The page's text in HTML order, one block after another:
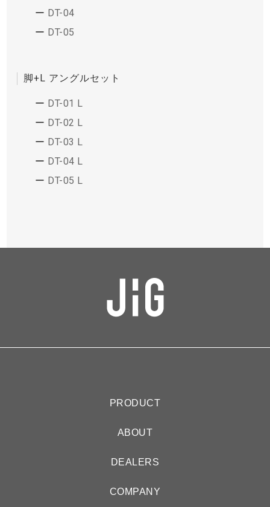
DT-04
DT-05
脚+L アングルセット
DT-01 L
DT-02 L
DT-03 L
DT-04 L
DT-05 L
PRODUCT
ABOUT
DEALERS
COMPANY